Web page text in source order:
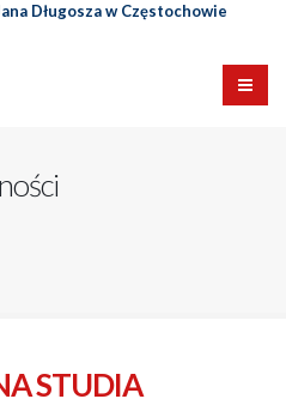
Długosza w Częstochowie
STUDIA